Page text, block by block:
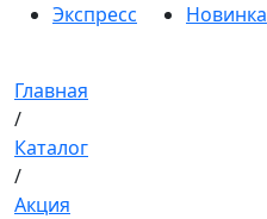
Экспресс
Новинка
Главная
/
Каталог
/
Акция